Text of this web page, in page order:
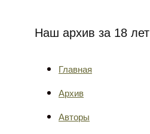
Наш архив за 18 лет
Главная
Архив
Авторы